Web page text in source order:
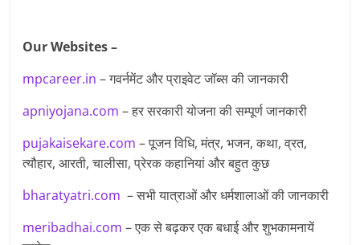
Our Websites –
mpcareer.in – गवर्नमेंट और प्राइवेट जॉब्‍स की जानकारी
apniyojana.com – हर सरकारी योजना की सम्पूर्ण जानकारी
pujakaisekare.com – पूजन विधि, मंत्र, भजन, कथा, व्रत,
त्यौहार, आरती, चालीसा, प्रेरक कहानियां और बहुत कुछ
bharatyatri.com – सभी यात्राओं और धर्मशालाओं की जानकारी
meribadhai.com – एक से बढ़कर एक बधाई और शुभकामनायें